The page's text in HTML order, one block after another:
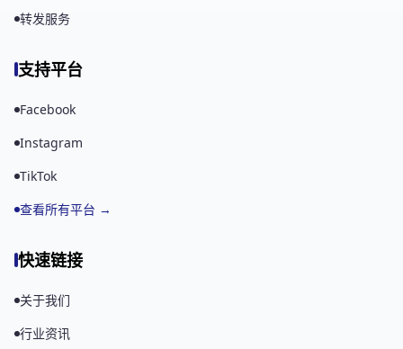
转发服务
支持平台
Facebook
Instagram
TikTok
查看所有平台 →
快速链接
关于我们
行业资讯